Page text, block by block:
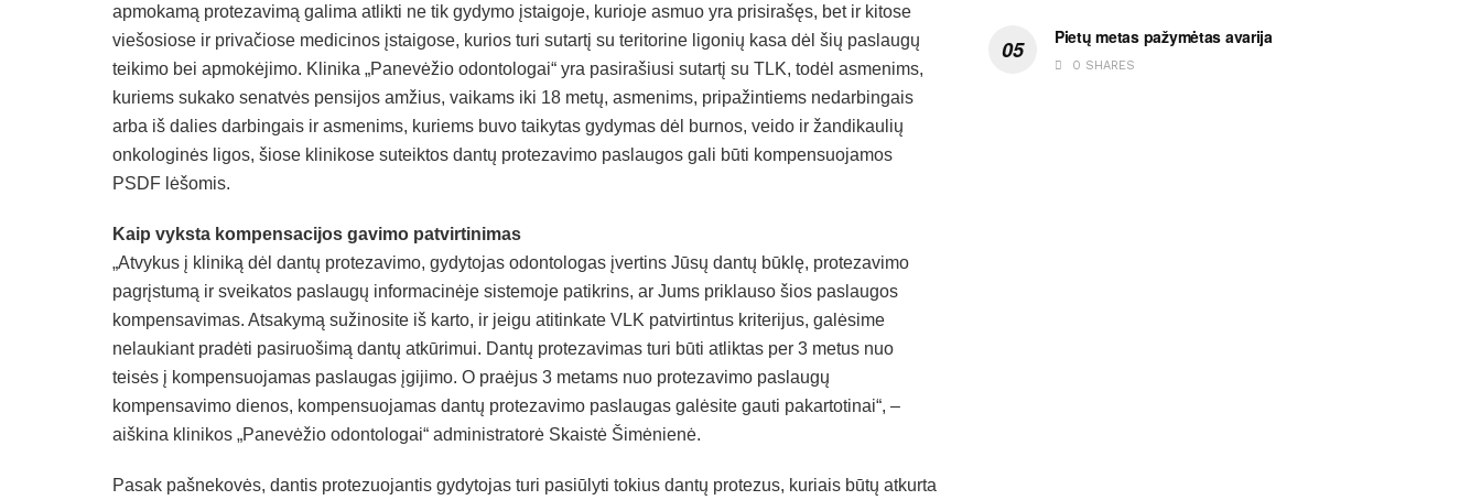
apmokamą protezavimą galima atlikti ne tik gydymo įstaigoje, kurioje asmuo yra prisirašęs, bet ir kitose
viešosiose ir privačiose medicinos įstaigose, kurios turi sutartį su teritorine ligonių kasa dėl šių paslaugų
teikimo bei apmokėjimo. Klinika „Panevėžio odontologai“ yra pasirašiusi sutartį su TLK, todėl asmenims,
kuriems sukako senatvės pensijos amžius, vaikams iki 18 metų, asmenims, pripažintiems nedarbingais
arba iš dalies darbingais ir asmenims, kuriems buvo taikytas gydymas dėl burnos, veido ir žandikaulių
onkologinės ligos, šiose klinikose suteiktos dantų protezavimo paslaugos gali būti kompensuojamos
PSDF lėšomis.
Kaip vyksta kompensacijos gavimo patvirtinimas
„Atvykus į kliniką dėl dantų protezavimo, gydytojas odontologas įvertins Jūsų dantų būklę, protezavimo
pagrįstumą ir sveikatos paslaugų informacinėje sistemoje patikrins, ar Jums priklauso šios paslaugos
kompensavimas. Atsakymą sužinosite iš karto, ir jeigu atitinkate VLK patvirtintus kriterijus, galėsime
nelaukiant pradėti pasiruošimą dantų atkūrimui. Dantų protezavimas turi būti atliktas per 3 metus nuo
teisės į kompensuojamas paslaugas įgijimo. O praėjus 3 metams nuo protezavimo paslaugų
kompensavimo dienos, kompensuojamas dantų protezavimo paslaugas galėsite gauti pakartotinai“, –
aiškina klinikos „Panevėžio odontologai“ administratorė Skaistė Šimėnienė.
Pasak pašnekovės, dantis protezuojantis gydytojas turi pasiūlyti tokius dantų protezus, kuriais būtų atkurta
Pietų metas pažymėtas avarija
0 SHARES